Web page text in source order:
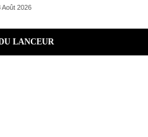
Août 2026
LANCEUR